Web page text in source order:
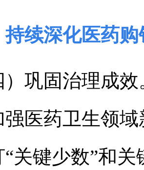
持续深化医药
固治理成效
强医药卫生领
关键少数”和